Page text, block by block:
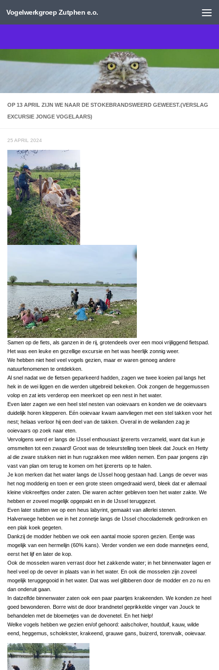
Doorgaan naar inhoud
Vogelwerkgroep Zutphen e.o.
OP 13 APRIL ZIJN WE NAAR DE STOKEBRANDSWEERD GEWEEST.(VERSLAG
EXCURSIE JONGE VOGELAARS)
25 APRIL 2024
Samen op de fiets, als ganzen in de rij, grotendeels over een mooi vrijliggend fietspad.
Het was een leuke en gezellige excursie en het was heerlijk zonnig weer.
We hebben niet heel veel vogels gezien, maar er waren genoeg andere
natuurfenomenen te ontdekken.
Al snel nadat we de fietsen geparkeerd hadden, zagen we twee koeien pal langs het
hek in de wei liggen en die werden uitgebreid bekeken. Ook zongen de heggemussen
volop en zat iets verderop een meerkoet op een nest in het water.
Even later zagen we een heel stel nesten van ooievaars en konden we de ooievaars
duidelijk horen klepperen. Eén ooievaar kwam aanvliegen met een stel takken voor het
nest; helaas verloor hij een deel van de takken. Overal in de weilanden zag je
ooievaars op zoek naar eten.
Vervolgens werd er langs de IJssel enthousiast ijzererts verzameld, want dat kun je
omsmelten tot een zwaard! Groot was de teleurstelling toen bleek dat Jouck en Hetty
al die zware stukken niet in hun rugzakken mee wilden nemen. Een paar jongens zijn
vast van plan om terug te komen om het ijzererts op te halen.
Je kon merken dat het water langs de IJssel hoog gestaan had. Langs de oever was
het nog modderig en toen er een grote steen omgedraaid werd, bleek dat er allemaal
kleine vlokreeftjes onder zaten. Die waren achter gebleven toen het water zakte. We
hebben er zoveel mogelijk opgepakt en in de IJssel teruggezet.
Even later stuitten we op een heus labyrint, gemaakt van allerlei stenen.
Halverwege hebben we in het zonnetje langs de IJssel chocolademelk gedronken en
een plak koek gegeten.
Dankzij de modder hebben we ook een aantal mooie sporen gezien. Eentje was
mogelijk van een hermelijn (60% kans). Verder vonden we een dode mannetjes eend,
eerst het lijf en later de kop.
Ook de mosselen waren verrast door het zakkende water; in het binnenwater lagen er
heel veel op de oever in plaats van in het water. En ook die mosselen zijn zoveel
mogelijk teruggegooid in het water. Dat was wel glibberen door de modder en zo nu en
dan onderuit gaan.
In datzelfde binnenwater zaten ook een paar paartjes krakeenden. We konden ze heel
goed bewonderen. Borre wist de door brandnetel geprikkelde vinger van Jouck te
behandelen met de bloemetjes van de dovenetel. En het hielp!
Welke vogels hebben we gezien en/of gehoord: aalscholver, houtduif, kauw, wilde
eend, heggemus, scholekster, krakeend, grauwe gans, buizerd, torenvalk, ooievaar.